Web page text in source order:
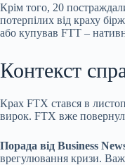
Крім того, 20
потерпілих від краху
або купував FTT –
Контекст
Крах FTX стався в
вирок. FTX вже
Порада від Business
врегулювання кризи.